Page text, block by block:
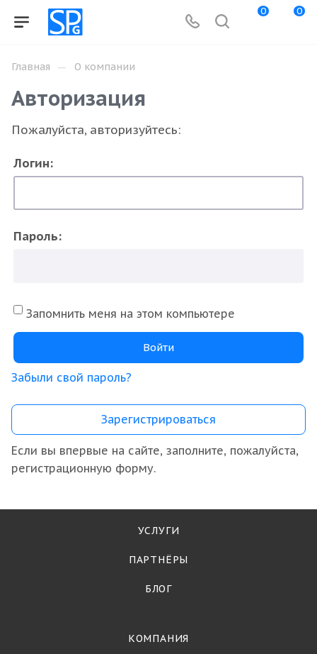
0 0
Главная — О компании
Авторизация
Пожалуйста, авторизуйтесь:
Логин:
Пароль:
Запомнить меня на этом компьютере
Забыли свой пароль?
Зарегистрироваться
Если вы впервые на сайте, заполните, пожалуйста,
регистрационную форму.
УСЛУГИ
ПАРТНЁРЫ
БЛОГ
КОМПАНИЯ